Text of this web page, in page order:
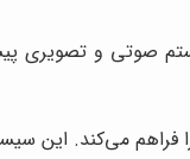
صوتی و تصویری
فراهم می‌کند. این